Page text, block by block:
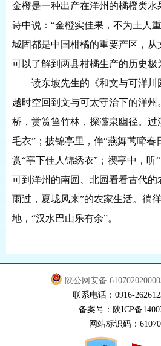
金橙是一种出产在洋州的橘橙类水
诗中说：“金橙实佳果，不为土人
城固都是中国柑橘的重要产区，从
可以了解到两县柑橘生产的历史极
读东坡先生的《和文与可洋川
越时空回到文与可太守治下的洋州
桥，赏筼筜竹林，探灙泉幽径。过
毛衣”；披锦亭里，伴“燕舞莺啼春
赏“亭下佳人锦绣衣”；禊亭中，听
可到洋州的南园、北园看看古代的
雨过，夏垅风来”的农家生活。徜
地，“汉水巴山乐有余”。
陕公网安备
联系电话：0916-
备案号：陕ICP备
网站标识码：